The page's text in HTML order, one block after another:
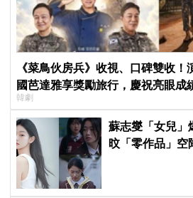
《菜鳥伙房兵》收視、口碑雙收
國芭達雅享獎勵旅行，慶祝亮眼成
韓劇
蘇志燮「女兒」
旼「零作品」空